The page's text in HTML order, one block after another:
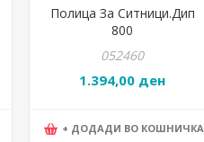
Полица За Ситници.Дип
800
052460
1.394,00 ден
+ ДОДАДИ ВО КОШНИЧКА